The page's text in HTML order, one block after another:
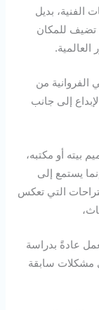
الفنية، بديل
تضيف للمكان
من
إلى جانب
بيته أو مكتبه،
يستمع إلى
التي تعكس
عادةً بدراسة
مشكلات سابقة